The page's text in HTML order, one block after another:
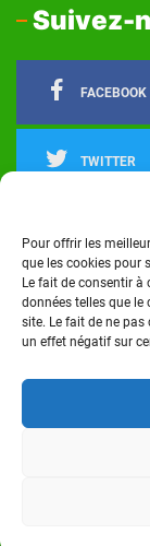
Pour offrir les
que les cookies pour
Le fait de consentir
données telles que
site. Le fait de ne
un effet négatif sur
Suivez-
FACEBOOK
TWITTER
Actualités
Politique
Économie
Culture
Copyright ©